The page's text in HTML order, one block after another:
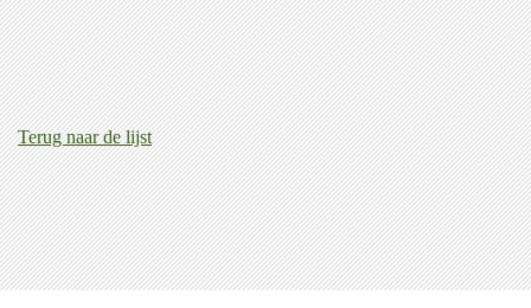
Terug naar de lijst